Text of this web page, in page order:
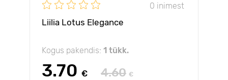
0 inimest
Liilia Lotus Elegance
Kogus pakendis: 1 tükk.
3.70 € 4.60 €